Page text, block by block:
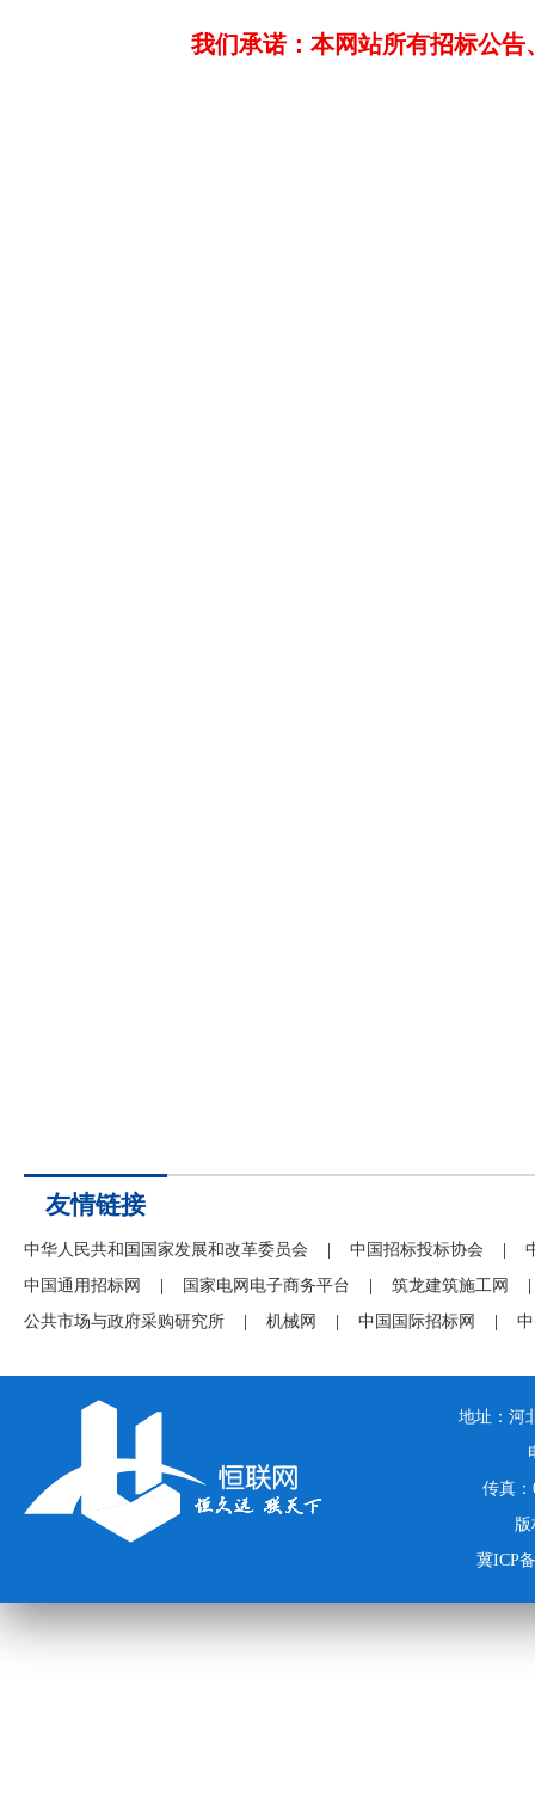
我们承诺：本网站所有招标公
友情链接
中华人民共和国国家发展和改革委员会 中国招标投标协会
中国通用招标网
国家电网电子商务平台 筑龙建筑施工网
公共市场与政府采购研究所
机械网 中国国际招标网
地址：河
传真
冀ICP